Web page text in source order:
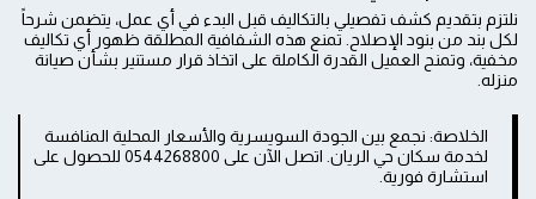
نلتزم بتقديم كشف تفصيلي بالتكاليف قبل البدء في أي عمل، يتضمن شرحاً
لكل بند من بنود الإصلاح. تمنع هذه الشفافية المطلقة ظهور أي تكاليف
مخفية، وتمنح العميل القدرة الكاملة على اتخاذ قرار مستنير بشأن صيانة
منزله.
الخلاصة: نجمع بين الجودة السويسرية والأسعار المحلية المنافسة
لخدمة سكان حي الريان. اتصل الآن على 0544268800 للحصول على
استشارة فورية.